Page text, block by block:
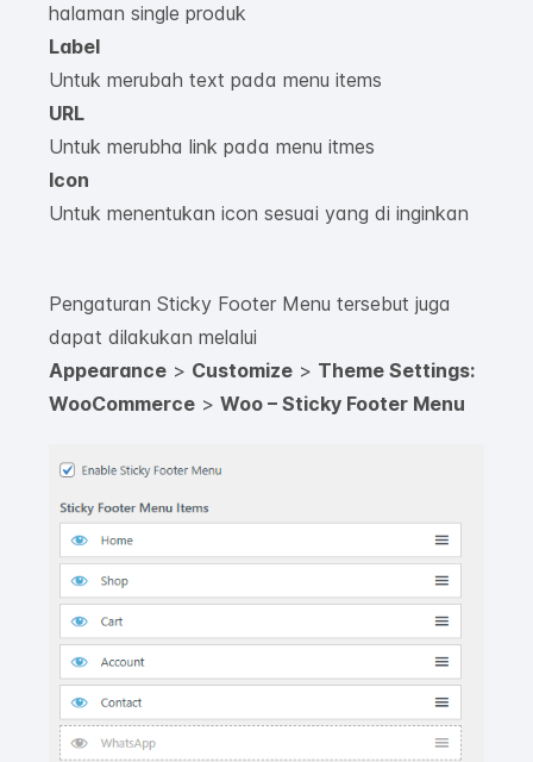
halaman single produk
Label
Untuk merubah text pada menu items
URL
Untuk merubha link pada menu itmes
Icon
Untuk menentukan icon sesuai yang di inginkan
Pengaturan Sticky Footer Menu tersebut juga
dapat dilakukan melalui
Appearance > Customize > Theme Settings:
WooCommerce > Woo – Sticky Footer Menu